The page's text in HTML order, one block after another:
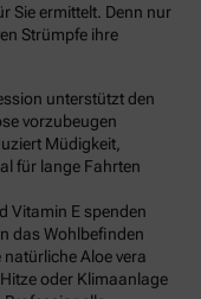
Sie ermittelt. Denn nur
Strümpfe ihre
unterstützt den
vorzubeugen
Müdigkeit,
für lange Fahrten
Vitamin E spenden
das Wohlbefinden
Aloe vera
oder Klimaanlage